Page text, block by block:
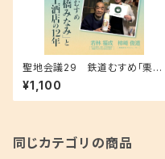
聖地会議29 鉄道むすめ「栗橋
みなみ」と井上酒店の12年／若
林福成 やまね酒造（株）代表取
締役、栗橋みなみ実行委員会委
¥1,100
同じカテゴリの商品